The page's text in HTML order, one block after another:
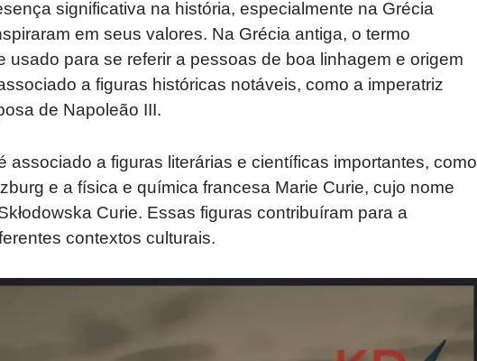
significativa na história, especialmente na Grécia
em seus valores. Na Grécia antiga, o termo
usado para se referir a pessoas de boa linhagem e origem
a figuras históricas notáveis, como a imperatriz
de Napoleão III.
associado a figuras literárias e científicas importantes, como
e a física e química francesa Marie Curie, cujo nome
Curie. Essas figuras contribuíram para a
contextos culturais.